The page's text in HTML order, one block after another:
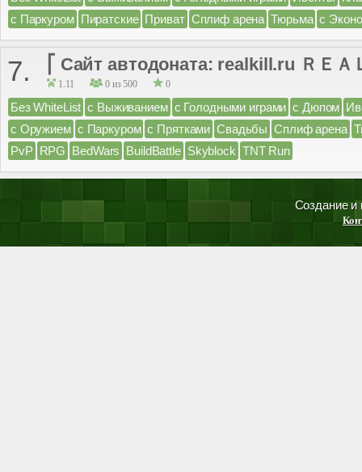
с Паркуром Пиратские Приват Сплиф арена Тюрьма с
7. ⎡ Сайт автодоната: realkill.ru ＲＥＡ
1.11 0 из 500 0
Без WhiteList с Выживанием с Голодными играми с Дюпом
с Оружием с Паркуром с Прятками Свадьбы Сплиф арена
PvP RPG BedWars BuildBattle Skyblock TNT Run
Создание и